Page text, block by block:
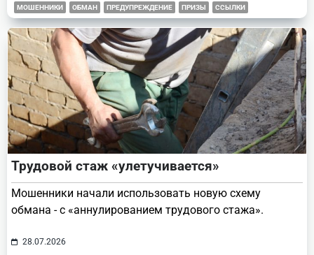
МОШЕННИКИ ОБМАН ПРЕДУПРЕЖДЕНИЕ ПРИЗЫ ССЫЛКИ
Трудовой стаж «улетучивается»
Мошенники начали использовать новую схему
обмана - с «аннулированием трудового стажа».
28.07.2026